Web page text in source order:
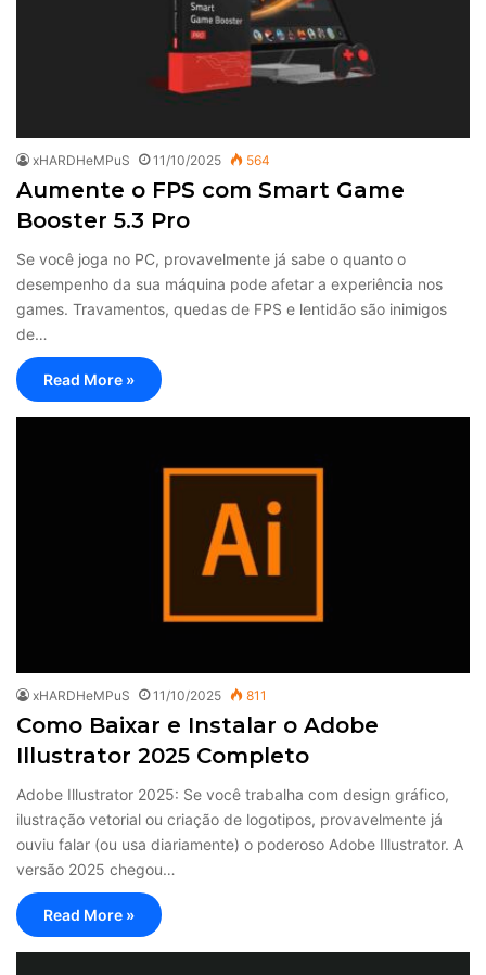
xHARDHeMPuS 11/10/2025 564
Aumente o FPS com Smart Game
Booster 5.3 Pro
Se você joga no PC, provavelmente já sabe o quanto o
desempenho da sua máquina pode afetar a experiência nos
games. Travamentos, quedas de FPS e lentidão são inimigos
de…
Read More »
xHARDHeMPuS 11/10/2025 811
Como Baixar e Instalar o Adobe
Illustrator 2025 Completo
Adobe Illustrator 2025: Se você trabalha com design gráfico,
ilustração vetorial ou criação de logotipos, provavelmente já
ouviu falar (ou usa diariamente) o poderoso Adobe Illustrator. A
versão 2025 chegou…
Read More »